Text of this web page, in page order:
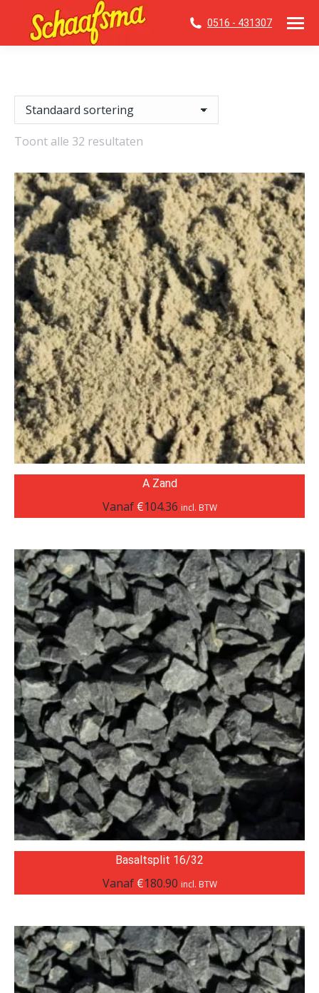
0516 - 431307
Toont alle 32 resultaten
A Zand
Vanaf €104.36 incl. BTW
Basaltsplit 16/32
Vanaf €180.90 incl. BTW